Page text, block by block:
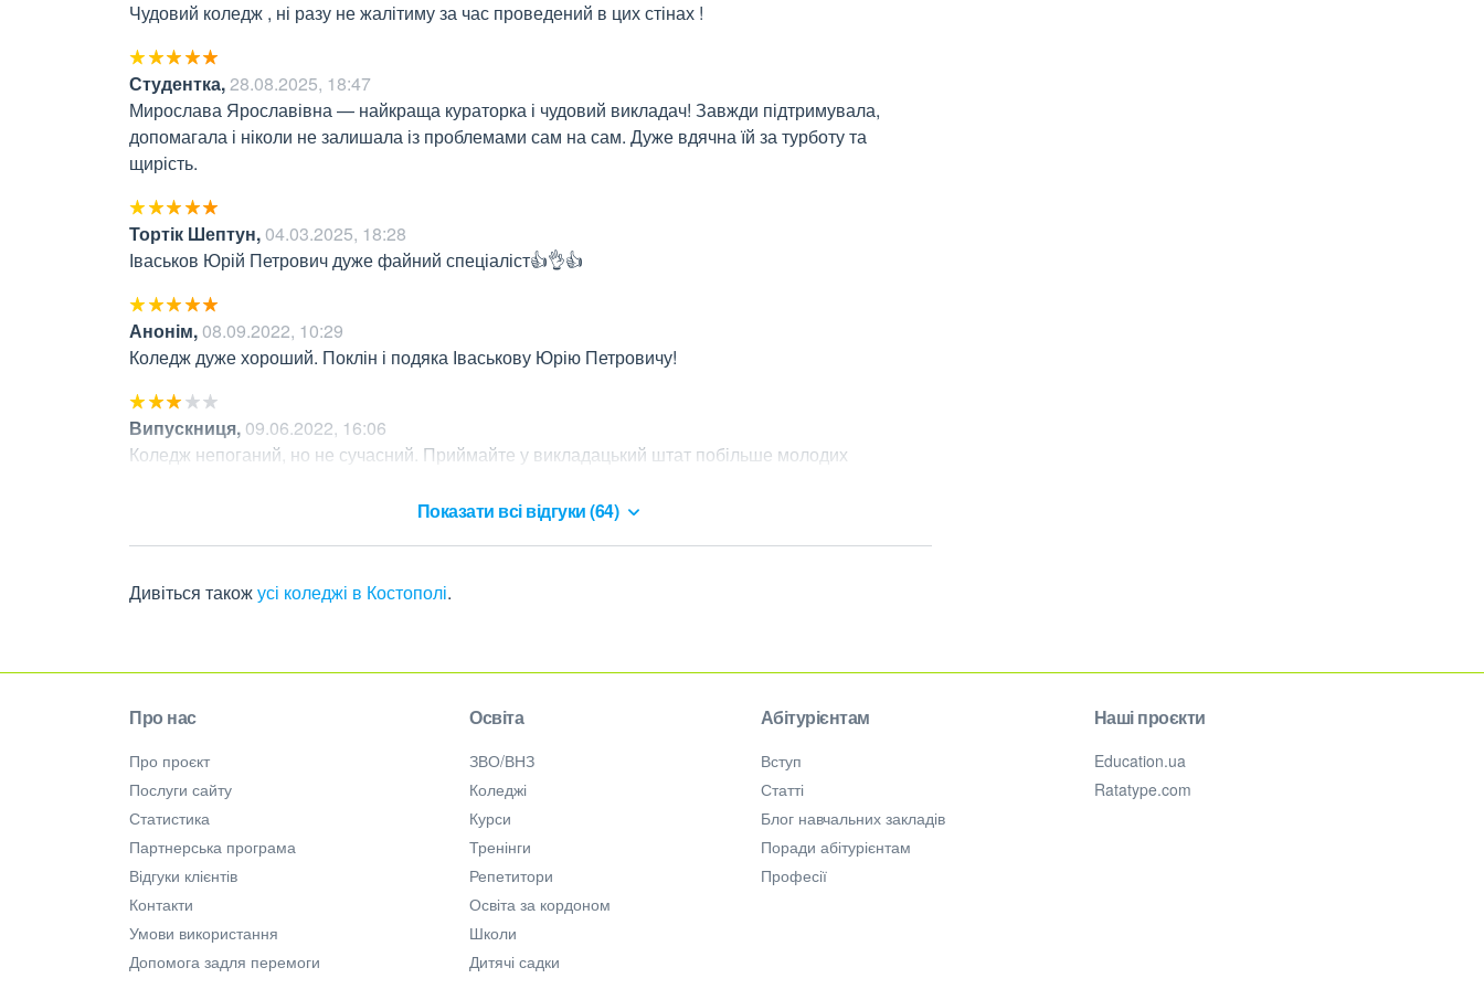
Чудовий коледж , ні разу не жалітиму за час проведений в цих стінах !
Студентка,28.08.2025, 18:47
Мирослава Ярославівна — найкраща кураторка і чудовий викладач! Завжди підтримувала,
допомагала і ніколи не залишала із проблемами сам на сам. Дуже вдячна їй за турботу та
щирість.
Тортік Шептун,04.03.2025, 18:28
Іваськов Юрій Петрович дуже файний спеціаліст👍👌👍
Анонім,08.09.2022, 10:29
Коледж дуже хороший. Поклін і подяка Іваськову Юрію Петровичу!
Випускниця, 09.06.2022, 16:06
Коледж непоганий, но не сучасний. Приймайте у викладацький штат побільше молодих
Показати всі відгуки (64)
Дивіться такожусі коледжі в Костополі.
Про нас
Про проєкт
Послуги сайту
Статистика
Партнерська програма
Відгуки клієнтів
Контакти
Умови використання
Допомога задля перемоги
Освіта
ЗВО/ВНЗ
Коледжі
Курси
Тренінги
Репетитори
Освіта за кордоном
Школи
Дитячі садки
Абітурієнтам
Вступ
Статті
Блог навчальних закладів
Поради абітурієнтам
Професії
Наші проєкти
Education.ua
Ratatype.com